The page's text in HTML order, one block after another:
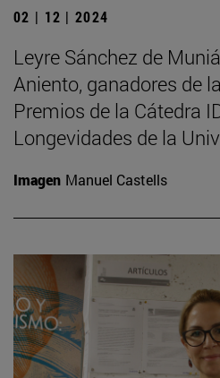
02 | 12 | 2024
Leyre Sánchez de
Aniento, ganadores de
Premios de la Cátedra
Longevidades de la
Imagen Manuel Castells